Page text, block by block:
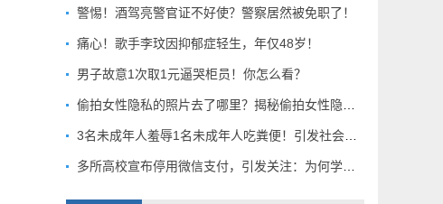
警惕！酒驾亮警官证不好使？警察居然被免职了！
痛心！歌手李玟因抑郁症轻生，年仅48岁！
男子故意1次取1元逼哭柜员！你怎么看？